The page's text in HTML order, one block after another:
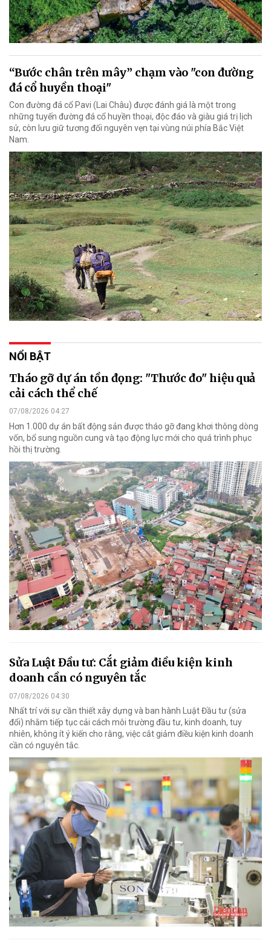
“Bước chân trên mây” chạm vào "con đường
đá cổ huyền thoại"
Con đường đá cổ Pavi (Lai Châu) được đánh giá là một trong
những tuyến đường đá cổ huyền thoại, độc đáo và giàu giá trị lịch
sử, còn lưu giữ tương đối nguyên vẹn tại vùng núi phía Bắc Việt
Nam.
NỔI BẬT
Tháo gỡ dự án tồn đọng: "Thước đo" hiệu quả
cải cách thể chế
07/08/2026 04:27
Hơn 1.000 dự án bất động sản được tháo gỡ đang khơi thông dòng
vốn, bổ sung nguồn cung và tạo động lực mới cho quá trình phục
hồi thị trường.
Sửa Luật Đầu tư: Cắt giảm điều kiện kinh
doanh cần có nguyên tắc
07/08/2026 04:30
Nhất trí với sự cần thiết xây dựng và ban hành Luật Đầu tư (sửa
đổi) nhằm tiếp tục cải cách môi trường đầu tư, kinh doanh, tuy
nhiên, không ít ý kiến cho rằng, việc cắt giảm điều kiện kinh doanh
cần có nguyên tắc.